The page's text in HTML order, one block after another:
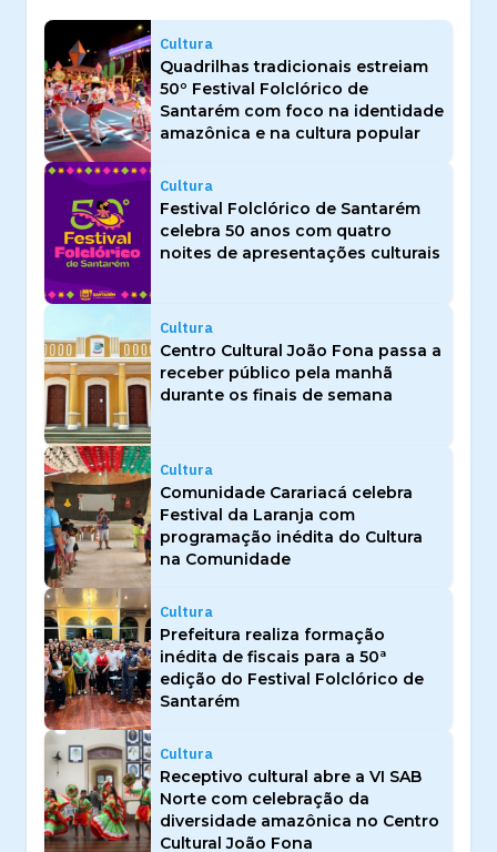
Cultura
Quadrilhas tradicionais estreiam
50º Festival Folclórico de
Santarém com foco na identidade
amazônica e na cultura popular
Cultura
Festival Folclórico de Santarém
celebra 50 anos com quatro
noites de apresentações culturais
Cultura
Centro Cultural João Fona passa a
receber público pela manhã
durante os finais de semana
Cultura
Comunidade Carariacá celebra
Festival da Laranja com
programação inédita do Cultura
na Comunidade
Cultura
Prefeitura realiza formação
inédita de fiscais para a 50ª
edição do Festival Folclórico de
Santarém
Cultura
Receptivo cultural abre a VI SAB
Norte com celebração da
diversidade amazônica no Centro
Cultural João Fona